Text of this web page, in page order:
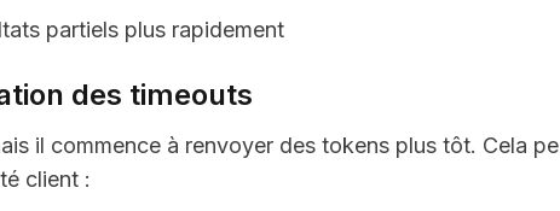
partiels plus rapidement
des timeouts
il commence à renvoyer des tokens plus tôt. Cela
client :